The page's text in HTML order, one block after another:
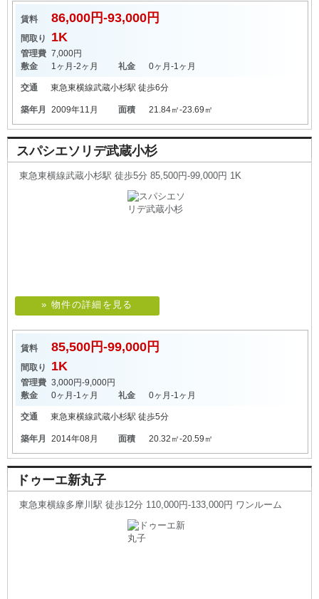
賃料 86,000円-93,000円
間取り 1K
管理費 7,000円
敷金
1ヶ月-2ヶ月 礼金 0ヶ月-1ヶ月
交通 東急東横線武蔵小杉駅 徒歩6分
築年月 2009年11月 面積 21.84㎡-23.69㎡
スパシエソリデ武蔵小杉
東急東横線武蔵小杉駅 徒歩5分 85,500円-99,000円 1K
» 物件の詳細を見る
賃料 85,500円-99,000円
間取り 1K
管理費 3,000円-9,000円
敷金
0ヶ月-1ヶ月 礼金 0ヶ月-1ヶ月
交通 東急東横線武蔵小杉駅 徒歩5分
築年月 2014年08月 面積 20.32㎡-20.59㎡
ドゥーエ新丸子
東急東横線多摩川駅 徒歩12分 110,000円-133,000円 ワンルーム